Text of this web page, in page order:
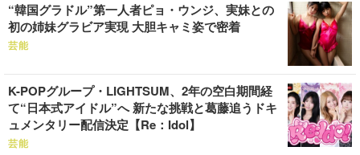
“韓国グラドル”第一人者ピョ・ウンジ、実妹との
初の姉妹グラビア実現 大胆キャミ姿で密着
芸能
K-POPグループ・LIGHTSUM、2年の空白期間経
て“日本式アイドル”へ 新たな挑戦と葛藤追うドキ
ュメンタリー配信決定【Re：Idol】
芸能